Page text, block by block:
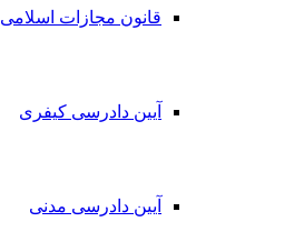
قانون مجازات اسلامی
آیین دادرسی کیفری
آیین دادرسی مدنی